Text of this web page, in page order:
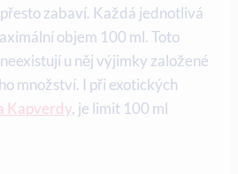
zabaví. Každá jednotlivá
objem 100 ml. Toto
u něj výjimky založené
množství. I při exotických
Kapverdy, je limit 100 ml